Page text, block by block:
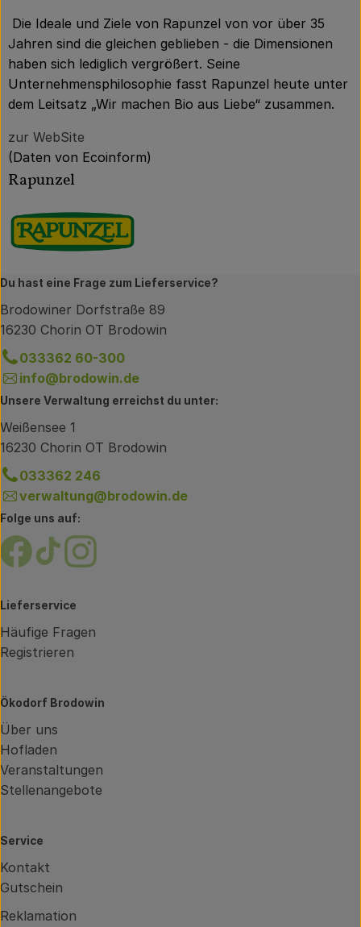
Die Ideale und Ziele von Rapunzel von vor über 35
Jahren sind die gleichen geblieben - die Dimensionen
haben sich lediglich vergrößert. Seine
Unternehmensphilosophie fasst Rapunzel heute unter
dem Leitsatz „Wir machen Bio aus Liebe“ zusammen.
zur WebSite
(Daten von Ecoinform)
Rapunzel
Du hast eine Frage zum Lieferservice?
Brodowiner Dorfstraße 89
16230 Chorin OT Brodowin
033362 60-300
info@brodowin.de
Unsere Verwaltung erreichst du unter:
Weißensee 1
16230 Chorin OT Brodowin
033362 246
verwaltung@brodowin.de
Folge uns auf:
Externer Link zu https://www.facebook.com/
Externer Link zu https://www.tiktok.com/
Externer Link zu https://
Lieferservice
Häufige Fragen
Registrieren
Ökodorf Brodowin
Über uns
Hofladen
Veranstaltungen
Stellenangebote
Service
Kontakt
Gutschein
Reklamation